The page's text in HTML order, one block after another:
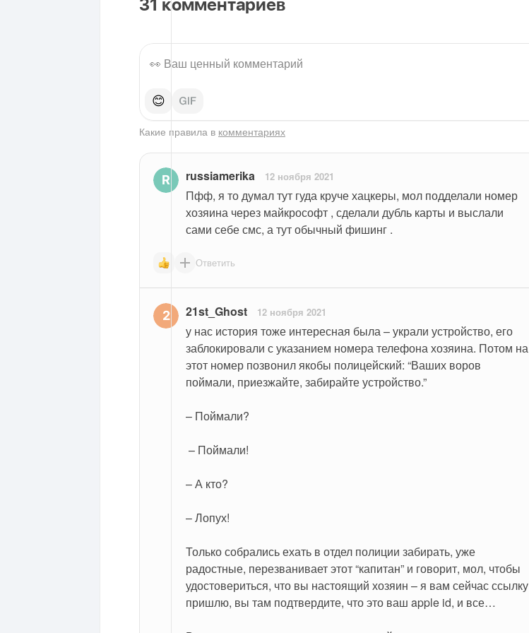
31 комментариев
😊
Какие правила в комментариях
russiamerika 12 ноября 2021
Пфф, я то думал тут гуда круче хацкеры, мол подделали номер
хозяина через майкрософт , сделали дубль карты и выслали
сами себе смс, а тут обычный фишинг .
Ответить
21st_Ghost 12 ноября 2021
у нас история тоже интересная была – украли устройство, его
заблокировали с указанием номера телефона хозяина. Потом на
этот номер позвонил якобы полицейский: “Ваших воров
поймали, приезжайте, забирайте устройство.”
– Поймали?
– Поймали!
– А кто?
– Лопух!
Только собрались ехать в отдел полиции забирать, уже
радостные, перезванивает этот “капитан” и говорит, мол, чтобы
удостовериться, что вы настоящий хозяин – я вам сейчас ссылку
пришлю, вы там подтвердите, что это ваш apple id, и все…